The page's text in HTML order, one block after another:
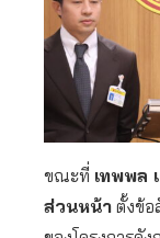
ขณะที่ เทพพล
ส่วนหน้า ตั้งข้อ